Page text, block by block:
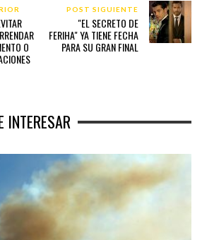
O
POST SIGUIENTE
"EL SECRETO DE
FERIHA" YA TIENE FECHA
PARA SU GRAN FINAL
INTERESAR